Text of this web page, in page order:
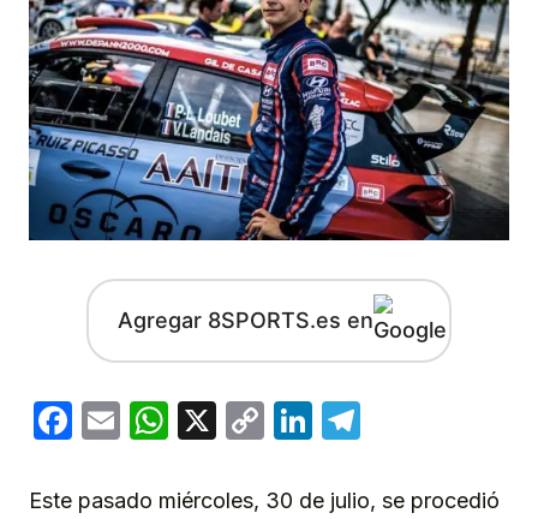
Agregar 8SPORTS.es en
Facebook
EmailWhatsApp
X
CopyLinkedIn
Este pasado miércoles, 30 de julio, se procedió